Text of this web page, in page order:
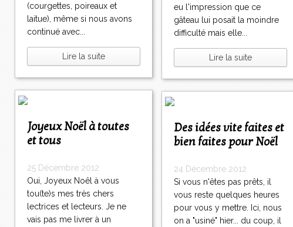
(courgettes, poireaux et
laitue), même si nous avons
continué avec...
Lire la suite
eu l'impression que ce
gâteau lui posait la moindre
difficulté mais elle...
Lire la suite
Joyeux Noël à toutes
et tous
25 Décembre 2012
Oui, Joyeux Noêl à vous
tou(te)s mes très chers
lectrices et lecteurs. Je ne
vais pas me livrer à un
Des idées vite faites et
bien faites pour Noël
24 Décembre 2012
Si vous n'êtes pas prêts, il
vous reste quelques heures
pour vous y mettre. Ici, nous
on a "usiné" hier... du coup, il